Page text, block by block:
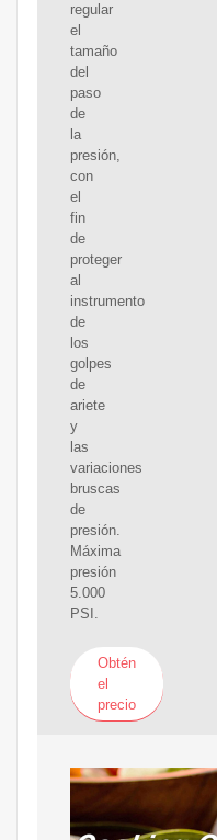
regular
el
tamaño
del
paso
de
la
presión,
con
el
fin
de
proteger
al
instrumento
de
los
golpes
de
ariete
y
las
variaciones
bruscas
de
presión.
Máxima
presión
5.000
PSI.
Obtén
el
precio